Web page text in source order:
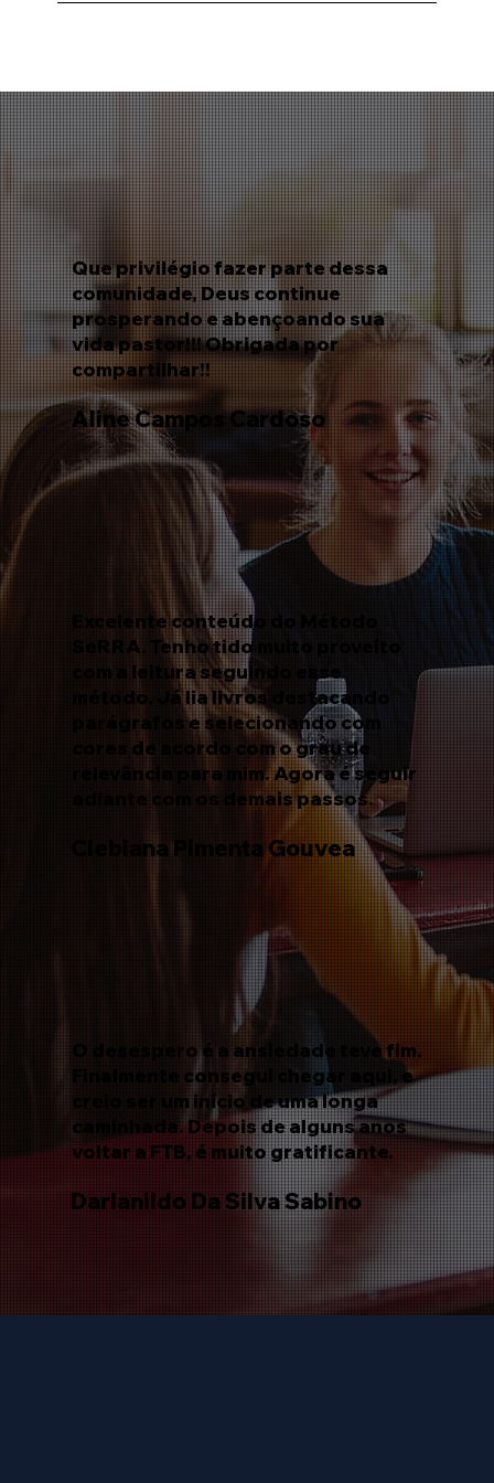
Sim, a Comunidade tem uma parceria com
adquirir os livros adotados com
descontos consideráveis. Quanto aos
temas que não não foram adotados, os
membros da Comunidade poderão
adquirir com desconto de semininarista
em outras editoras usando a
credencial de Aluno FTB.
Que privilégio fazer parte dessa
comunidade, Deus continue
prosperando e abençoando sua
vida pastor!!! Obrigada por
compartilhar!!
Aline Campos Cardoso
Excelente conteúdo do Método
SeRRA. Tenho tido muito proveito
com a leitura seguindo esse
método. Já lia livros destacando
parágrafos e selecionando com
cores de acordo com o grau de
relevância para mim. Agora é seguir
adiante com os demais passos.
Clebiana Pimenta Gouvea
O desespero é a ansiedade teve fim.
Finalmente consegui chegar aqui, e
creio ser um início de uma longa
caminhada. Depois de alguns anos
voltar a FTB, é muito gratificante.
Darlanildo Da Silva Sabino